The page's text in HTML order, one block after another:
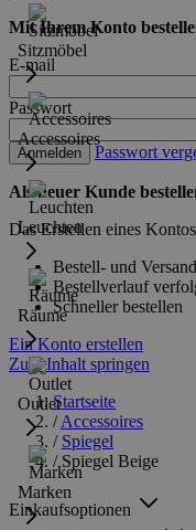
Sitzmöbel
Accessoires
Leuchten
Räume
Outlet
Marken
Mit Ihrem Konto
E-mail
Passwort
Anmelden Passwort
Als neuer Kunde
Das Erstellen eines
Bestell- und
Bestellverlauf
Schneller bestellen
Ein Konto erstellen
Zum Inhalt springen
Startseite
/ Accessoires
/ Spiegel
/ Spiegel Beige
Einkaufsoptionen